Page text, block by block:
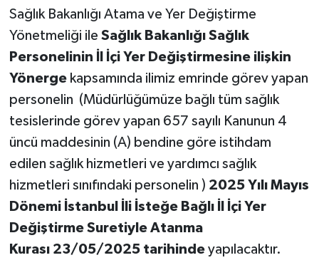
Sağlık Bakanlığı Atama ve Yer Değiştirme
Yönetmeliği ile Sağlık Bakanlığı Sağlık
Personelinin İl İçi Yer Değiştirmesine ilişkin
Yönergekapsamında ilimiz emrinde görev yapan
personelin (Müdürlüğümüze bağlı tüm sağlık
tesislerinde görev yapan 657 sayılı Kanunun 4
üncü maddesinin (A) bendine göre istihdam
edilen sağlık hizmetleri ve yardımcı sağlık
hizmetleri sınıfındaki personelin ) 2025 Yılı Mayıs
Dönemi İstanbul İli İsteğe Bağlı İl İçi Yer
Değiştirme Suretiyle Atanma
Kurası 23/05/2025 tarihinde yapılacaktır.